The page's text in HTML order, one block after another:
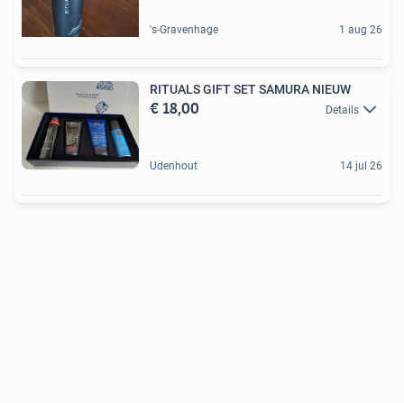
's-Gravenhage 1 aug 26
RITUALS GIFT SET SAMURA NIEUW
€ 18,00 Details
Udenhout 14 jul 26